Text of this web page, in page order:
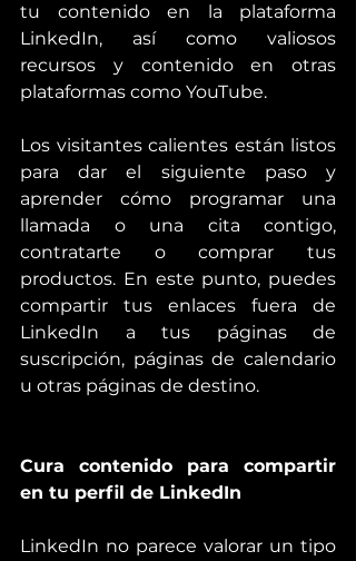
tu contenido en la plataforma
LinkedIn, así como valiosos
recursos y contenido en otras
plataformas como YouTube.
Los visitantes calientes están listos
para dar el siguiente paso y
aprender cómo programar una
llamada o una cita contigo,
contratarte o comprar tus
productos. En este punto, puedes
compartir tus enlaces fuera de
LinkedIn a tus páginas de
suscripción, páginas de calendario
u otras páginas de destino.
Cura contenido para compartir
en tu perfil de LinkedIn
LinkedIn no parece valorar un tipo